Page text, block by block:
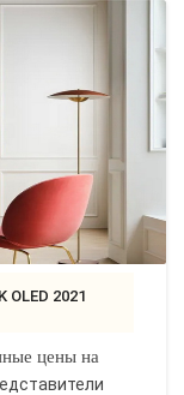
цены на